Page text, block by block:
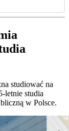
studiować na
letnie studia
w Polsce.